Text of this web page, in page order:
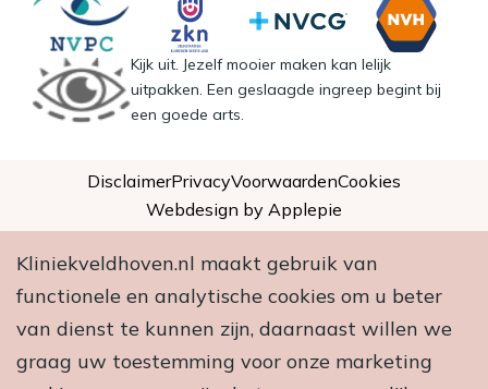
Kijk uit. Jezelf mooier maken kan lelijk
uitpakken. Een geslaagde ingreep begint bij
een goede arts.
DisclaimerPrivacyVoorwaardenCookies
Webdesign by Applepie
Kliniekveldhoven.nl maakt gebruik van
functionele en analytische cookies om u beter
van dienst te kunnen zijn, daarnaast willen we
graag uw toestemming voor onze marketing